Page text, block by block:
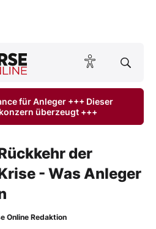
BÖRSE ONLINE lesen
für Anleger +++ Dieser
überzeugt +++
der
- Was Anleger
Online Redaktion